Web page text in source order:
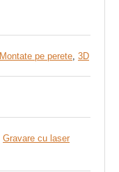
Montate pe perete, 3D
Gravare cu laser